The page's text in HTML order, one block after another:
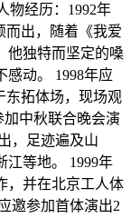
物经历：1992年
而出，随着《我爱
他独特而坚定的嗓
感动。 1998年应
东拓体场，现场观
加中秋联合晚会演
，足迹遍及山
江等地。 1999年
，并在北京工人体
邀参加首体演出2